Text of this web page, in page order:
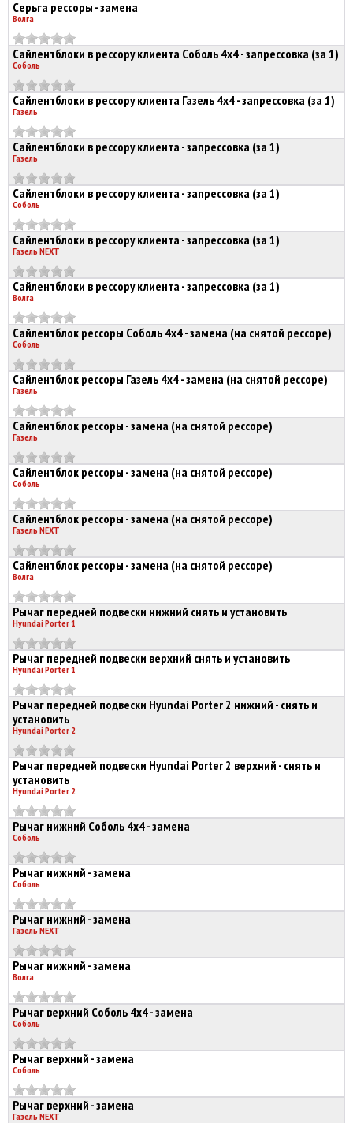
Серьга рессоры - замена
Волга
Сайлентблоки в рессору клиента Соболь 4х4 - запрессовка (за 1)
Соболь
Сайлентблоки в рессору клиента Газель 4х4 - запрессовка (за 1)
Газель
Сайлентблоки в рессору клиента - запрессовка (за 1)
Газель
Сайлентблоки в рессору клиента - запрессовка (за 1)
Соболь
Сайлентблоки в рессору клиента - запрессовка (за 1)
Газель NEXT
Сайлентблоки в рессору клиента - запрессовка (за 1)
Волга
Сайлентблок рессоры Соболь 4х4 - замена (на снятой рессоре)
Соболь
Сайлентблок рессоры Газель 4х4 - замена (на снятой рессоре)
Газель
Сайлентблок рессоры - замена (на снятой рессоре)
Газель
Сайлентблок рессоры - замена (на снятой рессоре)
Соболь
Сайлентблок рессоры - замена (на снятой рессоре)
Газель NEXT
Сайлентблок рессоры - замена (на снятой рессоре)
Волга
Рычаг передней подвески нижний снять и установить
Hyundai Porter 1
Рычаг передней подвески верхний снять и установить
Hyundai Porter 1
Рычаг передней подвески Hyundai Porter 2 нижний - снять и
установить
Hyundai Porter 2
Рычаг передней подвески Hyundai Porter 2 верхний - снять и
установить
Hyundai Porter 2
Рычаг нижний Соболь 4х4 - замена
Соболь
Рычаг нижний - замена
Соболь
Рычаг нижний - замена
Газель NEXT
Рычаг нижний - замена
Волга
Рычаг верхний Соболь 4х4 - замена
Соболь
Рычаг верхний - замена
Соболь
Рычаг верхний - замена
Газель NEXT